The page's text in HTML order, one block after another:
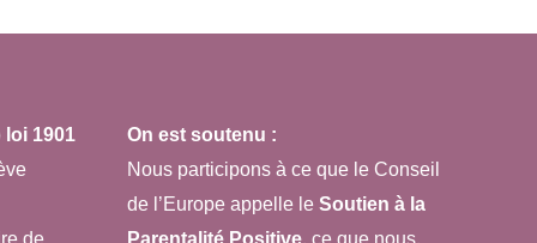
loi 1901
de
On est soutenu :
Nous participons à ce que le Conseil
de l’Europe appelle le Soutien à la
Parentalité Positive, ce que nous,